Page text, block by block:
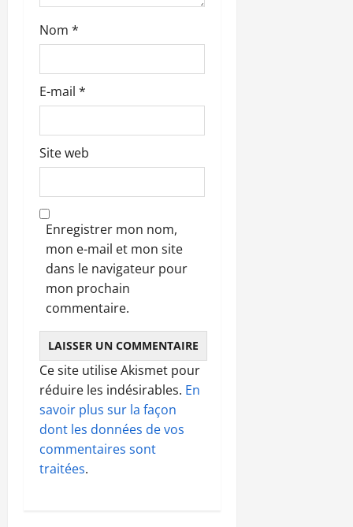
c
l
e
Nom *
E-mail *
Site web
Enregistrer mon nom,
mon e-mail et mon site
dans le navigateur pour
mon prochain
commentaire.
Ce site utilise Akismet pour
réduire les indésirables. En
savoir plus sur la façon
dont les données de vos
commentaires sont
traitées.